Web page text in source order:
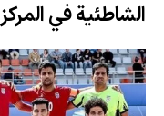
الشاطئية في